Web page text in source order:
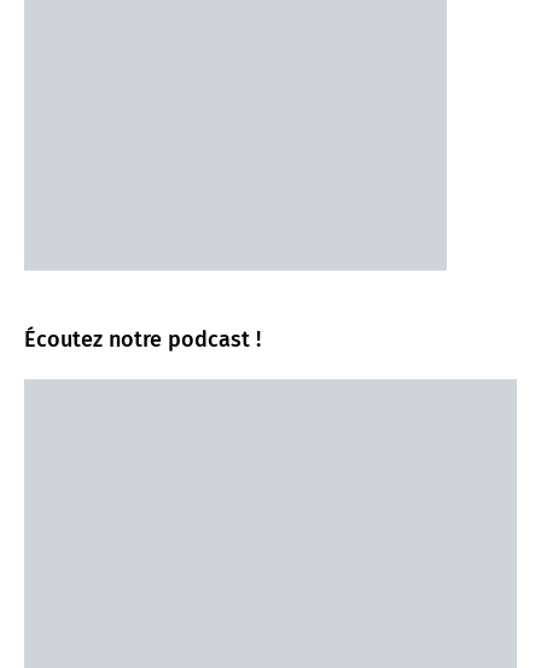
Écoutez notre podcast !